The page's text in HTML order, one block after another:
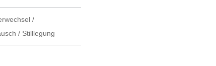
/
/ Stilllegung